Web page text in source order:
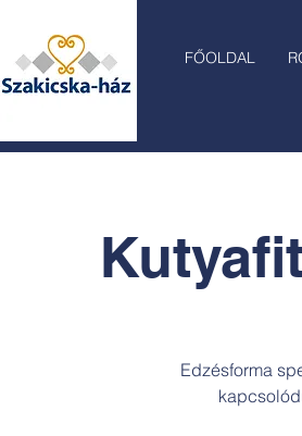
FŐOLDAL
Edzésforma